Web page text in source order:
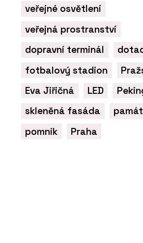
veřejné osvětlení
veřejná prostranství
dopravní terminál
fotbalový stadion
Eva Jiřičná
LED
skleněná fasáda
pomník
Praha